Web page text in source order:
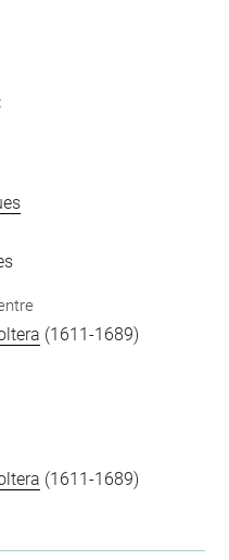
(1611-1689)
(1611-1689)